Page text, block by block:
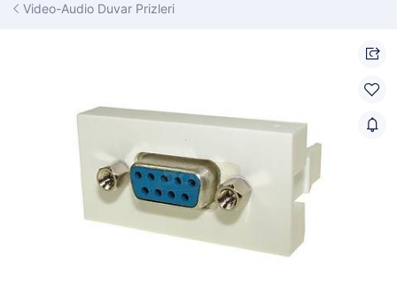
Video-Audio Duvar Prizleri